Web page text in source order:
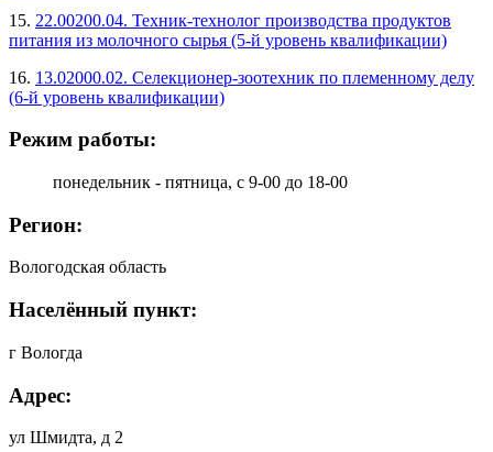
15. 22.00200.04. Техник-технолог производства продуктов
питания из молочного сырья (5-й уровень квалификации)
16. 13.02000.02. Селекционер-зоотехник по племенному делу
(6-й уровень квалификации)
Режим работы:
понедельник - пятница, с 9-00 до 18-00
Регион:
Вологодская область
Населённый пункт:
г Вологда
Адрес:
ул Шмидта, д 2